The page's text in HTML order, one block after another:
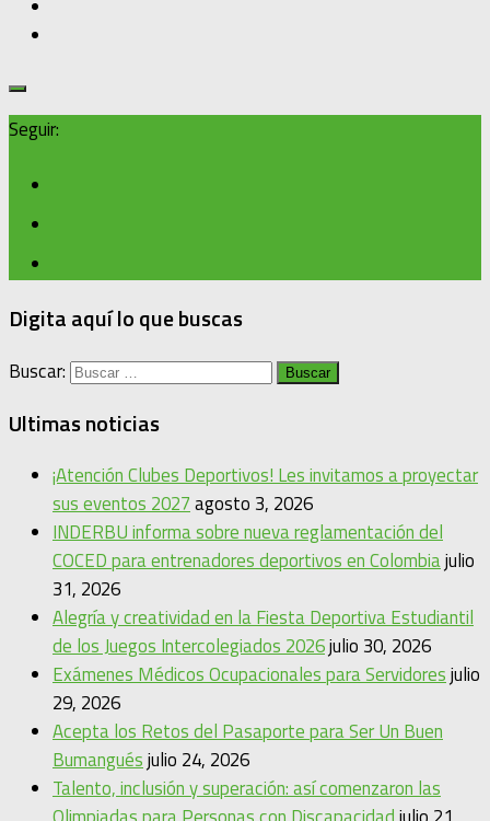
Seguir:
Digita aquí lo que buscas
Buscar:
Ultimas noticias
¡Atención Clubes Deportivos! Les invitamos a proyectar
sus eventos 2027agosto 3, 2026
INDERBU informa sobre nueva reglamentación del
COCED para entrenadores deportivos en Colombiajulio
31, 2026
Alegría y creatividad en la Fiesta Deportiva Estudiantil
de los Juegos Intercolegiados 2026julio 30, 2026
Exámenes Médicos Ocupacionales para Servidoresjulio
29, 2026
Acepta los Retos del Pasaporte para Ser Un Buen
Bumanguésjulio 24, 2026
Talento, inclusión y superación: así comenzaron las